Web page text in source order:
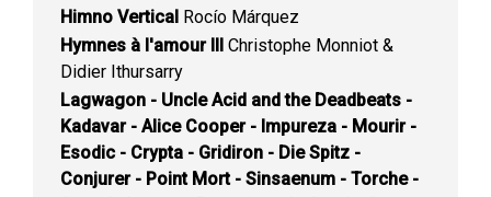
Himno Vertical Rocío Márquez
Hymnes à l'amour III Christophe Monniot &
Didier Ithursarry
Lagwagon - Uncle Acid and the Deadbeats -
Kadavar - Alice Cooper - Impureza - Mourir -
Esodic - Crypta - Gridiron - Die Spitz -
Conjurer - Point Mort - Sinsaenum - Torche -